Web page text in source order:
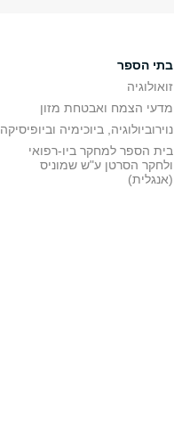
בתי הספר
זואולוגיה
מדעי הצמח ואבטחת מזון
נוירוביולוגיה, ביוכימיה וביופיסיקה
בית הספר למחקר ביו-רפואי
ולחקר הסרטן ע"ש שמוניס
(אנגלית)